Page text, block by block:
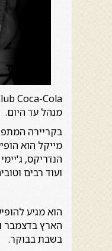
מנהל עד היום.
בקריירה
מייקל הוא
הנדריקס,
ועוד רבים
הוא מגיע
הארץ בדצמבר
בשבת בבוקר.